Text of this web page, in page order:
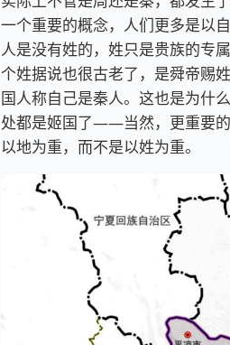
一个重要的概念，人们更多是以
人是没有姓的，姓只是贵族的专
个姓据说也很古老了，是舜帝赐
国人称自己是秦人。这也是为什
处都是姬国了——当然，更重要
以地为重，而不是以姓为重。